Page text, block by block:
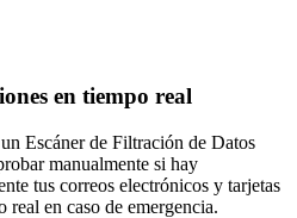
en tiempo real
Escáner de Filtración de Datos
manualmente si hay
tus correos electrónicos y tarjetas
real en caso de emergencia.